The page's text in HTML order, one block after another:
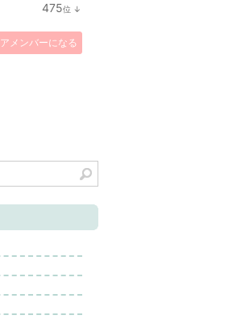
ン
475位 ↓
ン
アメンバーになる